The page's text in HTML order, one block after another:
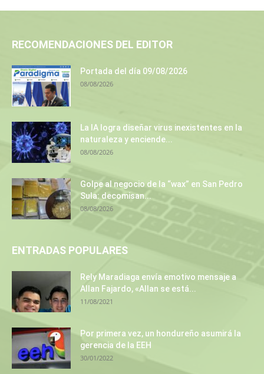
RECOMENDACIONES DEL EDITOR
Portada del día 09/08/2026
08/08/2026
La IA logra diseñar virus inexistentes en la
naturaleza y enciende...
08/08/2026
Golpe al negocio de la “wax” en San Pedro
Sula: decomisan...
08/08/2026
ENTRADAS POPULARES
Rely Maradiaga envía emotivo mensaje a
Allan Fajardo, «Allan se está...
11/08/2021
Por primera vez, un hondureño asumirá la
gerencia de la EEH
30/01/2022